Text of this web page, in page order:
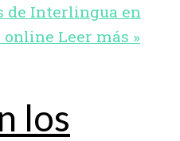
de Interlingua en
online Leer más »
los